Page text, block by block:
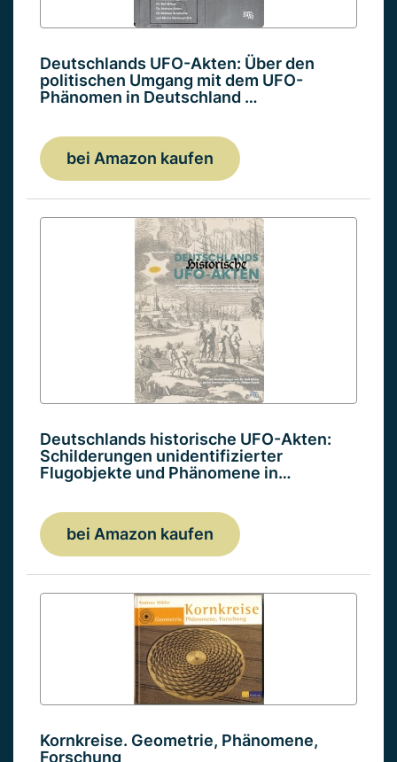
Deutschlands UFO-Akten: Über den
politischen Umgang mit dem UFO-
Phänomen in Deutschland …
bei Amazon kaufen
Deutschlands historische UFO-Akten:
Schilderungen unidentifizierter
Flugobjekte und Phänomene in…
bei Amazon kaufen
Kornkreise. Geometrie, Phänomene,
Forschung